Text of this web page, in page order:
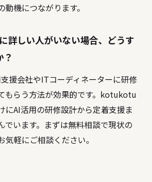
機につながります。
詳しい人がいない場合、どうす
？
援会社やITコーディネーターに研修
もらう方法が効果的です。kotukotu
にAI活用の研修設計から定着支援ま
でいます。まずは無料相談で現状の
気軽にご相談ください。